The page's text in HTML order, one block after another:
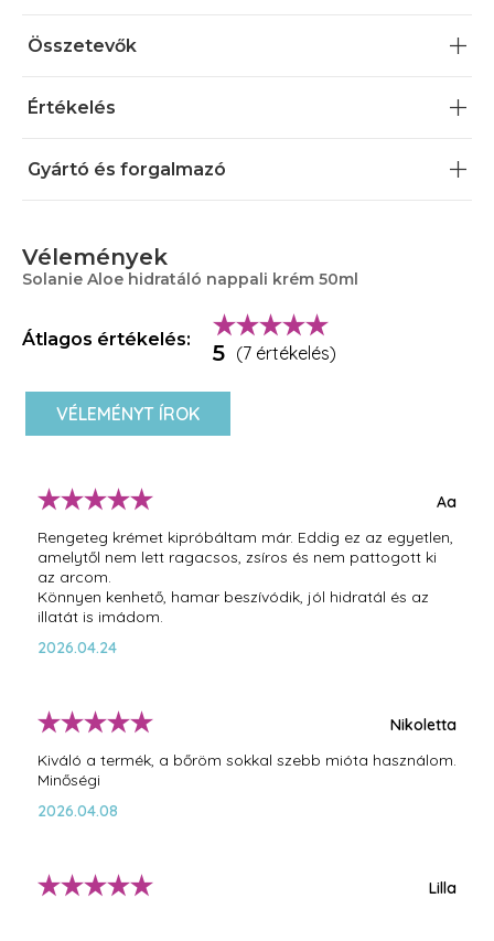
Összetevők
Értékelés
Gyártó és forgalmazó
Vélemények
Solanie Aloe hidratáló nappali krém 50ml
Átlagos értékelés:
5 (7 értékelés)
VÉLEMÉNYT ÍROK
Aa
Rengeteg krémet kipróbáltam már. Eddig ez az egyetlen,
amelytől nem lett ragacsos, zsíros és nem pattogott ki
az arcom.
Könnyen kenhető, hamar beszívódik, jól hidratál és az
illatát is imádom.
2026.04.24
Nikoletta
Kiváló a termék, a bőröm sokkal szebb mióta használom.
Minőségi
2026.04.08
Lilla